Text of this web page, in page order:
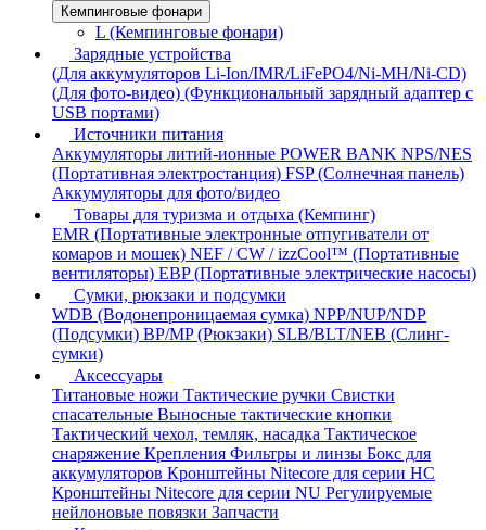
Кемпинговые фонари
L (Кемпинговые фонари)
Зарядные устройства
(Для аккумуляторов Li-Ion/IMR/LiFePO4/Ni-MH/Ni-CD)
(Для фото-видео) (Функциональный зарядный адаптер с
USB портами)
Источники питания
Аккумуляторы литий-ионные POWER BANK NPS/NES
(Портативная электростанция) FSP (Солнечная панель)
Аккумуляторы для фото/видео
Товары для туризма и отдыха (Кемпинг)
EMR (Портативные электронные отпугиватели от
комаров и мошек) NEF / CW / izzCool™ (Портативные
вентиляторы) EBP (Портативные электрические насосы)
Сумки, рюкзаки и подсумки
WDB (Водонепроницаемая сумка) NPP/NUP/NDP
(Подсумки) BP/MP (Рюкзаки) SLB/BLT/NEB (Слинг-
сумки)
Аксессуары
Титановые ножи Тактические ручки Свистки
спасательные Выносные тактические кнопки
Тактический чехол, темляк, насадка Тактическое
снаряжение Крепления Фильтры и линзы Бокс для
аккумуляторов Кронштейны Nitecore для серии HС
Кронштейны Nitecore для серии NU Регулируемые
нейлоновые повязки Запчасти